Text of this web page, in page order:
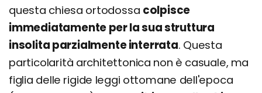
questa chiesa ortodossa colpisce
immediatamente per la sua struttura
insolita parzialmente interrata. Questa
particolarità architettonica non è casuale, ma
figlia delle rigide leggi ottomane dell'epoca